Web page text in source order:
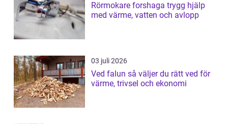
Rörmokare forshaga trygg hjälp
med värme, vatten och avlopp
03 juli 2026
Ved falun så väljer du rätt ved för
värme, trivsel och ekonomi